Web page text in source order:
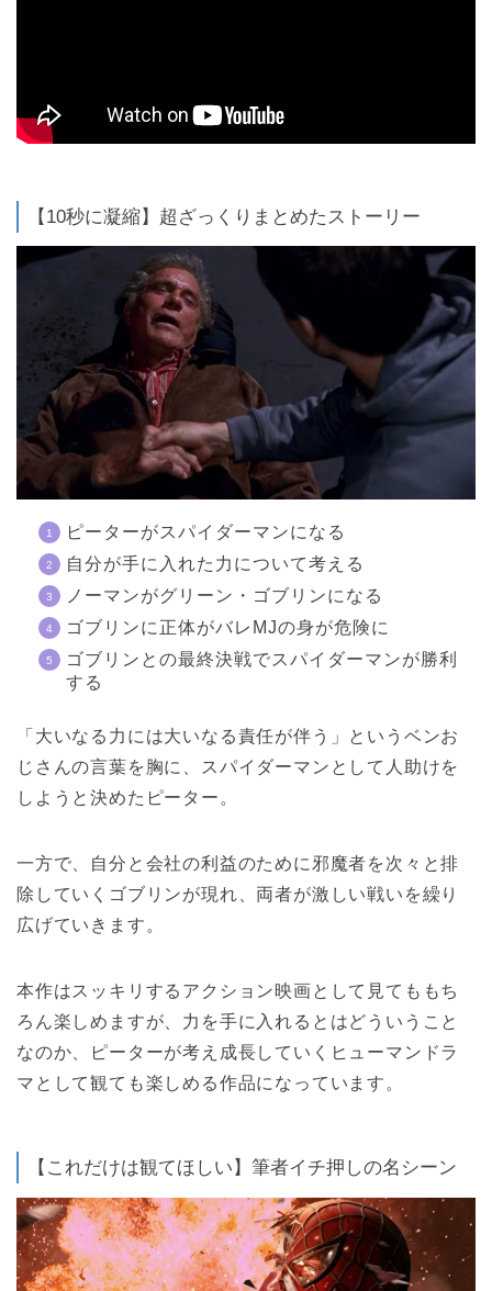
【10秒に凝縮】超ざっくりまとめたストーリー
ピーターがスパイダーマンになる
自分が手に入れた力について考える
ノーマンがグリーン・ゴブリンになる
ゴブリンに正体がバレMJの身が危険に
ゴブリンとの最終決戦でスパイダーマンが勝利
する
「大いなる力には大いなる責任が伴う」というベンお
じさんの言葉を胸に、スパイダーマンとして人助けを
しようと決めたピーター。
一方で、自分と会社の利益のために邪魔者を次々と排
除していくゴブリンが現れ、両者が激しい戦いを繰り
広げていきます。
本作はスッキリするアクション映画として見てももち
ろん楽しめますが、力を手に入れるとはどういうこと
なのか、ピーターが考え成長していくヒューマンドラ
マとして観ても楽しめる作品になっています。
【これだけは観てほしい】筆者イチ押しの名シーン